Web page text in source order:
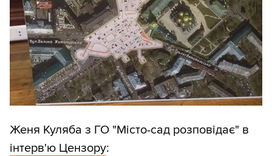
Женя Куляба з ГО "Місто-сад розповідає" в
інтерв'ю Цензору: